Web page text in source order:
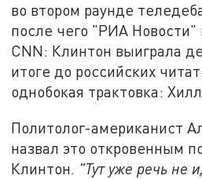
во втором раунде
после чего "РИА Новости"
CNN: Клинтон выиграла
итоге до российских
однобокая трактовка:
Политолог-американист
назвал это откровенным
Клинтон. "Тут уже речь не